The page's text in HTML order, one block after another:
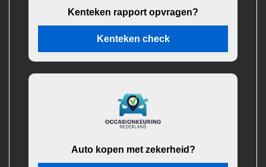
Kenteken rapport opvragen?
Kenteken check
Auto kopen met zekerheid?